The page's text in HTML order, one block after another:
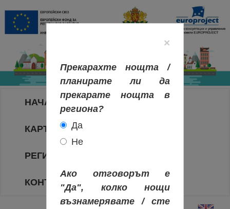
НАЧАЛО
КАРТА НА РЕГИОНИТЕ
РЕГИОНИ
КОНТАКТИ
×
Прекарахте нощта /
планирате ли да
прекарате нощта в
региона?
Да
Не
Ако отговорът е
"Да", колко нощи
възнамерявате / сте